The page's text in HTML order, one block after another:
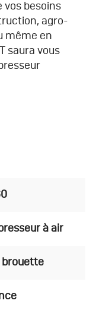
vos besoins
agro-
même en
saura vous
à air
brouette